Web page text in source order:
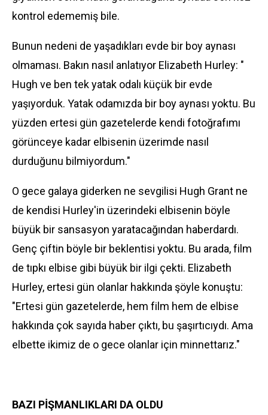
kontrol edememiş bile.
Bunun nedeni de yaşadıkları evde bir boy aynası
olmaması. Bakın nasıl anlatıyor Elizabeth Hurley: "
Hugh ve ben tek yatak odalı küçük bir evde
yaşıyorduk. Yatak odamızda bir boy aynası yoktu. Bu
yüzden ertesi gün gazetelerde kendi fotoğrafımı
görünceye kadar elbisenin üzerimde nasıl
durduğunu bilmiyordum."
O gece galaya giderken ne sevgilisi Hugh Grant ne
de kendisi Hurley'in üzerindeki elbisenin böyle
büyük bir sansasyon yaratacağından haberdardı.
Genç çiftin böyle bir beklentisi yoktu. Bu arada, film
de tıpkı elbise gibi büyük bir ilgi çekti. Elizabeth
Hurley, ertesi gün olanlar hakkında şöyle konuştu:
"Ertesi gün gazetelerde, hem film hem de elbise
hakkında çok sayıda haber çıktı, bu şaşırtıcıydı. Ama
elbette ikimiz de o gece olanlar için minnettarız."
BAZI PİŞMANLIKLARI DA OLDU